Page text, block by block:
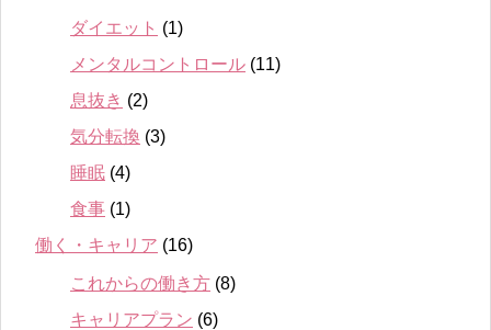
ダイエット (1)
メンタルコントロール (11)
息抜き (2)
気分転換 (3)
睡眠 (4)
食事 (1)
働く・キャリア (16)
これからの働き方 (8)
キャリアプラン (6)